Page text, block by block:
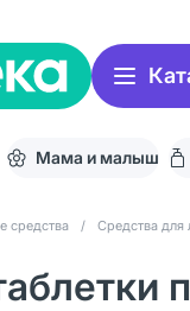
Мама и малыш
средства / Средства для